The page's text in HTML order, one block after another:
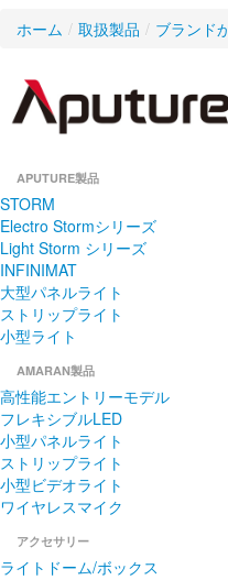
ホーム / 取扱製品 / ブランド
APUTURE製品
STORM
Electro Stormシリーズ
Light Storm シリーズ
INFINIMAT
大型パネルライト
ストリップライト
小型ライト
AMARAN製品
高性能エントリーモデル
フレキシブルLED
小型パネルライト
ストリップライト
小型ビデオライト
ワイヤレスマイク
アクセサリー
ライトドーム/ボックス